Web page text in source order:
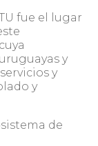
fue el lugar
y
y
y
de